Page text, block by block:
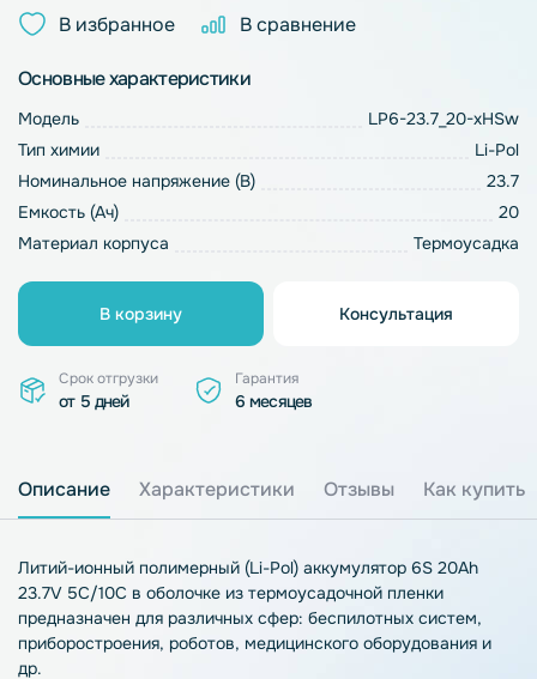
из
В избранное В сравнение
Основные характеристики
Модель
LP6-23.7_20-xHSw
Тип химии
Li-Pol
Номинальное напряжение (В)
23.7
Емкость (Ач)
20
Материал корпуса
Термоусадка
В корзину Консультация
Срок отгрузки
от 5 дней
Гарантия
6 месяцев
Описание Характеристики Отзывы Как купить
Литий-ионный полимерный (Li-Pol) аккумулятор 6S 20Ah
23.7V 5C/10C в оболочке из термоусадочной пленки
предназначен для различных сфер: беспилотных систем,
приборостроения, роботов, медицинского оборудования и
др.